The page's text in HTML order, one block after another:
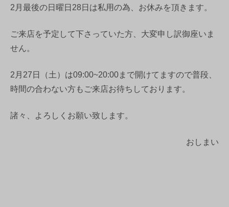
2月最後の日曜日28日は私用の為、お休みを頂きます。
ご来店を予定して下さっていた方、大変申し訳御座いま
せん。
2月27日（土）は09:00~20:00まで開けてますので普段、
時間の合わない方もご来店お待ちしております。
諸々、よろしくお願い致します。
おしまい